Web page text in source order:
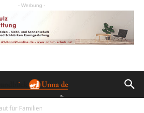
- Werbung -
für Familien